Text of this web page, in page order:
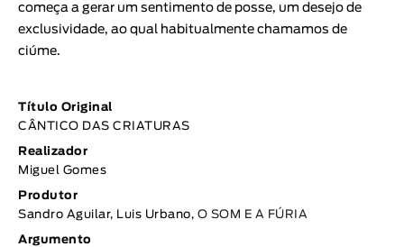
começa a gerar um sentimento de posse, um desejo de
exclusividade, ao qual habitualmente chamamos de
ciúme.
Título Original
CÂNTICO DAS CRIATURAS
Realizador
Miguel Gomes
Produtor
Sandro Aguilar, Luis Urbano, O SOM E A FÚRIA
Argumento